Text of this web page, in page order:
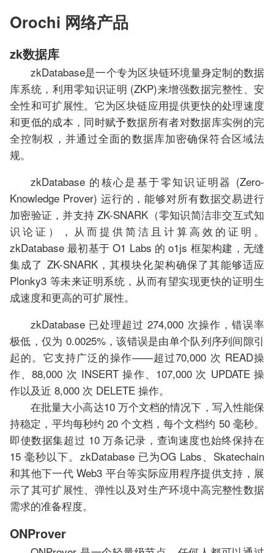
Orochi 网络产品
zk数据库
zkDatabase是一个专为区块链环境量身定制的数据
库系统，利用零知识证明 (ZKP)来增强数据完整性、安
全性和可扩展性。它为区块链应用提供更快的处理速度
和更低的成本，同时赋予数据所有者对数据库实例的完
全控制权，并通过全面的数据库加密确保符合区域法
规。
zkDatabase 的核心是基于零知识证明器 (Zero-
Knowledge Prover) 运行的，能够对所有数据交易进行
加密验证，并支持 ZK-SNARK（零知识简洁非交互式知
识论证），从而提供简洁且计算高效的证明。
zkDatabase 最初基于 O1 Labs 的 o1js 框架构建，无缝
集成了 ZK-SNARK，其模块化架构确保了其能够适应
Plonky3 等未来证明系统，从而有望实现更快的证明生
成速度和更高的可扩展性。
zkDatabase 已处理超过 274,000 次操作，错误率
极低，仅为 0.0025%，该错误是由单个队列序列间隙引
起的。它支持广泛的操作——超过70,000 次 READ操
作、88,000 次 INSERT 操作、107,000 次 UPDATE 操
作以及近 8,000 次 DELETE 操作。
在批量大小高达10 万个文档的情况下，写入性能保
持稳定，平均每秒约 20 个文档，每个文档约 50 毫秒。
即使数据集超过 10 万条记录，查询速度也始终保持在
15 毫秒以下。zkDatabase 已为OG Labs、Skatechain
和其他下一代 Web3 平台等实际应用程序提供支持，展
示了其可扩展性、弹性以及对生产环境中高完整性数据
需求的准备程度。
ONProver